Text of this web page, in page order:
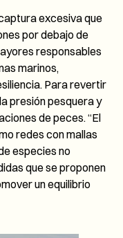
excesiva que
por debajo de
responsables
marinos,
Para revertir
presión pesquera y
de peces. “El
redes con mallas
especies no
que se proponen
un equilibrio